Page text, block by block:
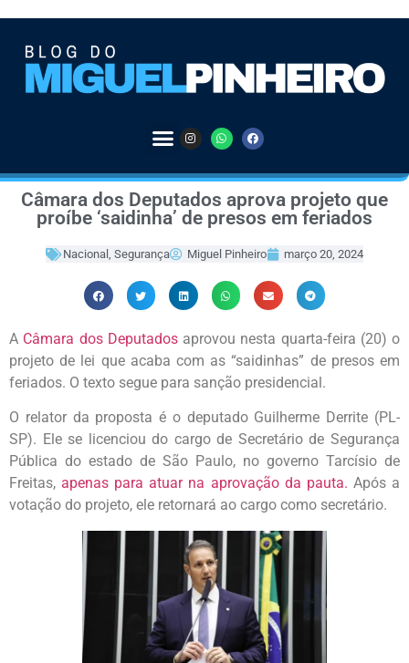
Câmara dos Deputados aprova projeto que
proíbe ‘saidinha’ de presos em feriados
Nacional , Segurança Miguel Pinheiro março 20, 2024
A Câmara dos Deputados aprovou nesta quarta-feira (20) o
projeto de lei que acaba com as “saidinhas” de presos em
feriados. O texto segue para sanção presidencial.
O relator da proposta é o deputado Guilherme Derrite (PL-
SP). Ele se licenciou do cargo de Secretário de Segurança
Pública do estado de São Paulo, no governo Tarcísio de
Freitas, apenas para atuar na aprovação da pauta. Após a
votação do projeto, ele retornará ao cargo como secretário.